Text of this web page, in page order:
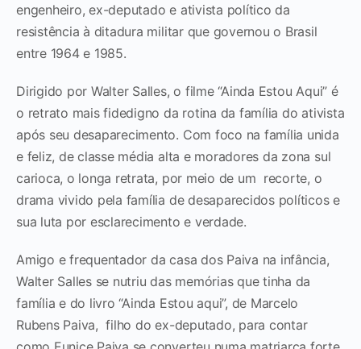
engenheiro, ex-deputado e ativista político da
resistência à ditadura militar que governou o Brasil
entre 1964 e 1985.
Dirigido por Walter Salles, o filme “Ainda Estou Aqui” é
o retrato mais fidedigno da rotina da família do ativista
após seu desaparecimento. Com foco na família unida
e feliz, de classe média alta e moradores da zona sul
carioca, o longa retrata, por meio de um recorte, o
drama vivido pela família de desaparecidos políticos e
sua luta por esclarecimento e verdade.
Amigo e frequentador da casa dos Paiva na infância,
Walter Salles se nutriu das memórias que tinha da
família e do livro “Ainda Estou aqui”, de Marcelo
Rubens Paiva, filho do ex-deputado, para contar